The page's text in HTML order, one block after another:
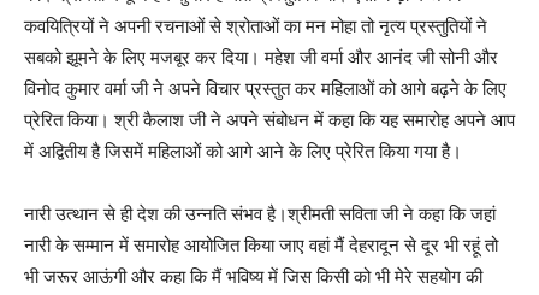
कवयित्रियों ने अपनी रचनाओं से श्रोताओं का मन मोहा तो नृत्य प्रस्तुतियों ने
सबको झूमने के लिए मजबूर कर दिया। महेश जी वर्मा और आनंद जी सोनी और
विनोद कुमार वर्मा जी ने अपने विचार प्रस्तुत कर महिलाओं को आगे बढ़ने के लिए
प्रेरित किया। श्री कैलाश जी ने अपने संबोधन में कहा कि यह समारोह अपने आप
में अद्वितीय है जिसमें महिलाओं को आगे आने के लिए प्रेरित किया गया है।
नारी उत्थान से ही देश की उन्नति संभव है।श्रीमती सविता जी ने कहा कि जहां
नारी के सम्मान में समारोह आयोजित किया जाए वहां मैं देहरादून से दूर भी रहूं तो
भी जरूर आऊंगी और कहा कि मैं भविष्य में जिस किसी को भी मेरे सहयोग की